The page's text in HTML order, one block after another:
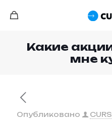
Какие
мне
Опубликовано